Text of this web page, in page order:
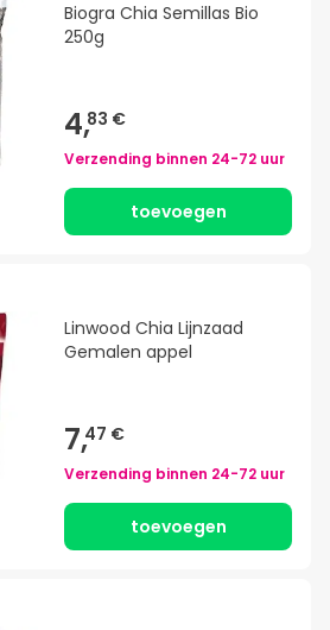
Biogra Chia Semillas Bio
250g
4,83 €
Verzending binnen 24-72 uur
toevoegen
Linwood Chia Lijnzaad
Gemalen appel
7,47 €
Verzending binnen 24-72 uur
toevoegen